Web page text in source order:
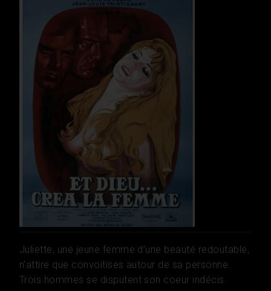
Juliette, une jeune femme d’une beauté redoutable,
n’attire que convoitises autour de sa personne.
Trois hommes se disputent son coeur indécis.